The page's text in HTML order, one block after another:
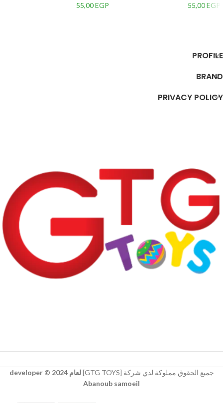
55,00EGP
55,00EGP
PROFILE
BRAND
PRIVACY POLICY
جميع الحقوق مملوكة لدي شركة [GTG TOYS]
لعام 2024 © developer
Abanoub samoeil